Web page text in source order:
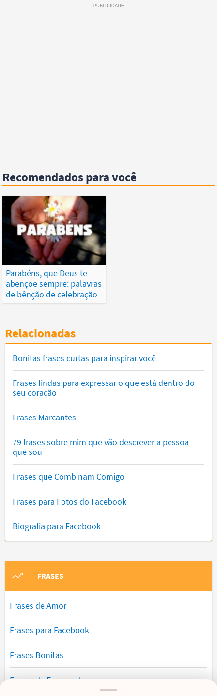
Recomendados para você
Parabéns, que Deus te
abençoe sempre: palavras
de bênção de celebração
Relacionadas
Bonitas frases curtas para inspirar você
Frases lindas para expressar o que está dentro do
seu coração
Frases Marcantes
79 frases sobre mim que vão descrever a pessoa
que sou
Frases que Combinam Comigo
Frases para Fotos do Facebook
Biografia para Facebook
FRASES
Frases de Amor
Frases para Facebook
Frases Bonitas
Frases de Engraçadas